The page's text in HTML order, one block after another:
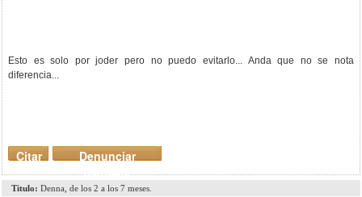
Esto es solo por joder pero no puedo evitarlo... Anda que no se nota
diferencia...
Denunciar
mensaje
Citar
Titulo: Denna, de los 2 a los 7 meses.